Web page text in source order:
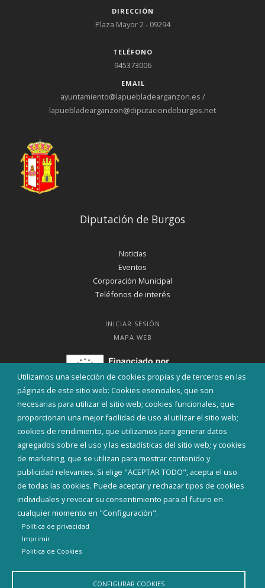
Utilizamos una selección de cookies propias y de terceros en las
páginas de este sitio web: Cookies esenciales, que son
necesarias para utilizar el sitio web; cookies funcionales, que
proporcionan una mejor facilidad de uso al utilizar el sitio web;
cookies de rendimiento, que utilizamos para generar datos
agregados sobre el uso y las estadísticas del sitio web; y cookies
de marketing, que se utilizan para mostrar contenido y
publicidad relevantes. Si elige "ACEPTAR TODO", acepta el uso
de todas las cookies. Puede aceptar y rechazar tipos de cookies
individuales y revocar su consentimiento para el futuro en
cualquier momento en "Configuración".
Política de privacidad
Imprimir
Politica de Cookies
CONFIGURAR COOKIES
DIRECCIÓN
Plaza Mayor 2 - 09294
TELÉFONO
945373006
EMAIL
ayuntamiento@lapuebladearganzon.es /
lapuebladearganzon@diputaciondeburgos.net
Diputación de Burgos
Noticias
Eventos
Corporación Municipal
Teléfonos de interés
INICIAR SESIÓN
MAPA WEB
Aviso Legal Política de privacidad
Política de Cookies
Declaración de accesibilidad